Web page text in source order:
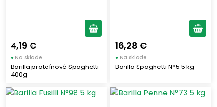
4,19 €
● Na sklade
Barilla proteínové Spaghetti
400g
16,28 €
● Na sklade
Barilla Spaghetti N°5 5 kg